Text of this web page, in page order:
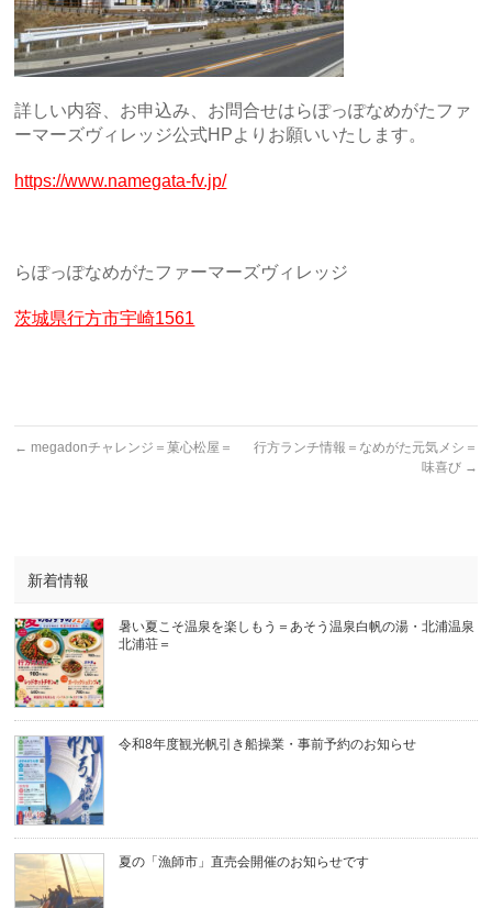
詳しい内容、お申込み、お問合せはらぽっぽなめがたファ
ーマーズヴィレッジ公式HPよりお願いいたします。
https://www.namegata-fv.jp/
らぽっぽなめがたファーマーズヴィレッジ
茨城県行方市宇崎1561
← megadonチャレンジ＝菓心松屋＝
行方ランチ情報＝なめがた元気メシ＝
味喜び →
新着情報
暑い夏こそ温泉を楽しもう＝あそう温泉白帆の湯・北浦温泉
北浦荘＝
令和8年度観光帆引き船操業・事前予約のお知らせ
夏の「漁師市」直売会開催のお知らせです